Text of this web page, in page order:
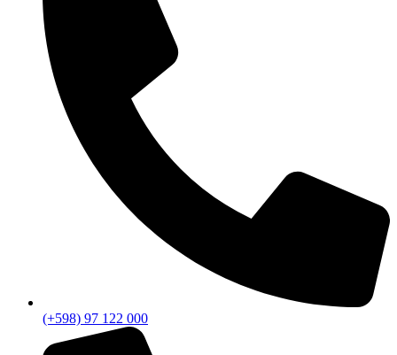
(+598) 97 122 000